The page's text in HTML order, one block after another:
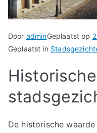
Door adminGeplaatst op
Geplaatst in
De historische